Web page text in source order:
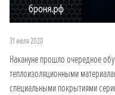
31 июля 2020
Накануне прошло очередное
теплоизоляционными
специальными покрытиями